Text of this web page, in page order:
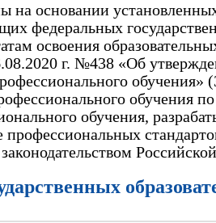
на основании
федеральных
освоения
г. №438 «Об
обучения
обучения,